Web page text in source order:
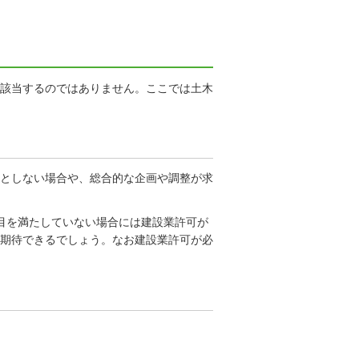
当するのではありません。ここでは土木
しない場合や、総合的な企画や調整が求
満たしていない場合には建設業許可が
待できるでしょう。なお建設業許可が必